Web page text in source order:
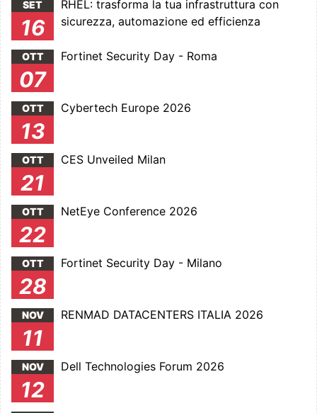
SET
16
RHEL: trasforma la tua infrastruttura con
sicurezza, automazione ed efficienza
OTT
07
Fortinet Security Day - Roma
OTT
13
Cybertech Europe 2026
OTT
21
CES Unveiled Milan
OTT
22
NetEye Conference 2026
OTT
28
Fortinet Security Day - Milano
NOV
11
RENMAD DATACENTERS ITALIA 2026
NOV
12
Dell Technologies Forum 2026